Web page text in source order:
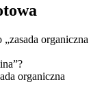
organiczna
organiczna